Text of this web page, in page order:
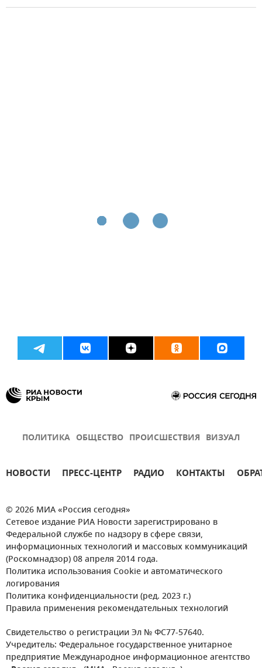
ПОЛИТИКА ОБЩЕСТВО ПРОИСШЕСТВИЯ ВИЗУАЛ
НОВОСТИ ПРЕСС-ЦЕНТР РАДИО КОНТАКТЫ
© 2026 МИА «Россия сегодня»
Сетевое издание РИА Новости зарегистрировано в
Федеральной службе по надзору в сфере связи,
информационных технологий и массовых коммуникаций
(Роскомнадзор) 08 апреля 2014 года.
Политика использования Cookie и автоматического
логирования
Политика конфиденциальности (ред. 2023 г.)
Правила применения рекомендательных технологий
Свидетельство о регистрации Эл № ФС77-57640.
Учредитель: Федеральное государственное унитарное
предприятие Международное информационное агентство